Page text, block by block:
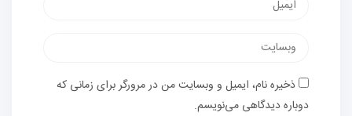
ذخیره نام، ایمیل و وبسایت من در مرورگر برای زمانی که
دوباره دیدگاهی می‌نویسم.